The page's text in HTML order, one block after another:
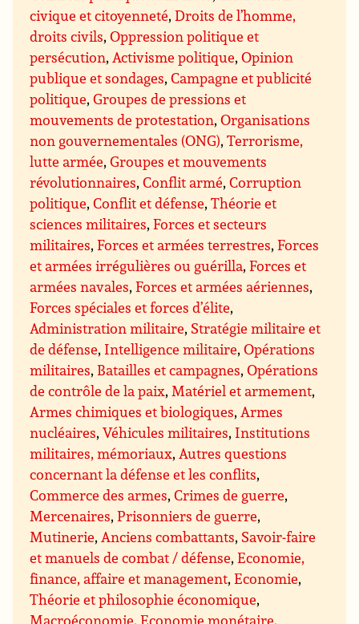
civique et citoyenneté,Droits de l’homme,
droits civils,Oppression politique et
persécution,Activisme politique,Opinion
publique et sondages,Campagne et publicité
politique,Groupes de pressions et
mouvements de protestation,Organisations
non gouvernementales (ONG),Terrorisme,
lutte armée,Groupes et mouvements
révolutionnaires,Conflit armé,Corruption
politique,Conflit et défense,Théorie et
sciences militaires,Forces et secteurs
militaires,Forces et armées terrestres,Forces
et armées irrégulières ou guérilla,Forces et
armées navales,Forces et armées aériennes,
Forces spéciales et forces d’élite,
Administration militaire, Stratégie militaire et
de défense, Intelligence militaire,Opérations
militaires, Batailles et campagnes,Opérations
de contrôle de la paix,Matériel et armement,
Armes chimiques et biologiques,Armes
nucléaires,Véhicules militaires, Institutions
militaires, mémoriaux,Autres questions
concernant la défense et les conflits,
Commerce des armes,Crimes de guerre,
Mercenaires,Prisonniers de guerre,
Mutinerie,Anciens combattants, Savoir-faire
et manuels de combat / défense,Economie,
finance, affaire et management,Economie,
Théorie et philosophie économique,
Macroéconomie,Economie monétaire,